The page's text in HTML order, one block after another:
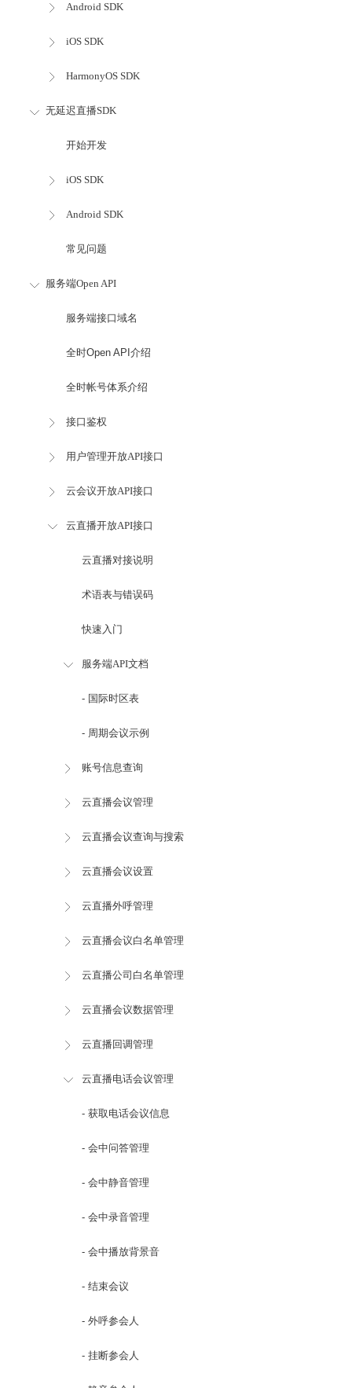
Android SDK
iOS SDK
HarmonyOS SDK
无延迟直播SDK
开始开发
iOS SDK
Android SDK
常见问题
服务端Open API
服务端接口域名
全时Open API介绍
全时帐号体系介绍
接口鉴权
用户管理开放API接口
云会议开放API接口
云直播开放API接口
云直播对接说明
术语表与错误码
快速入门
服务端API文档
- 国际时区表
- 周期会议示例
账号信息查询
云直播会议管理
云直播会议查询与搜索
云直播会议设置
云直播外呼管理
云直播会议白名单管理
云直播公司白名单管理
云直播会议数据管理
云直播回调管理
云直播电话会议管理
- 获取电话会议信息
- 会中问答管理
- 会中静音管理
- 会中录音管理
- 会中播放背景音
- 结束会议
- 外呼参会人
- 挂断参会人